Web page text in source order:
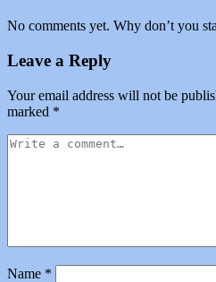
No comments yet. Why don’t you
Leave a Reply
Your email address will not be
marked *
Name *